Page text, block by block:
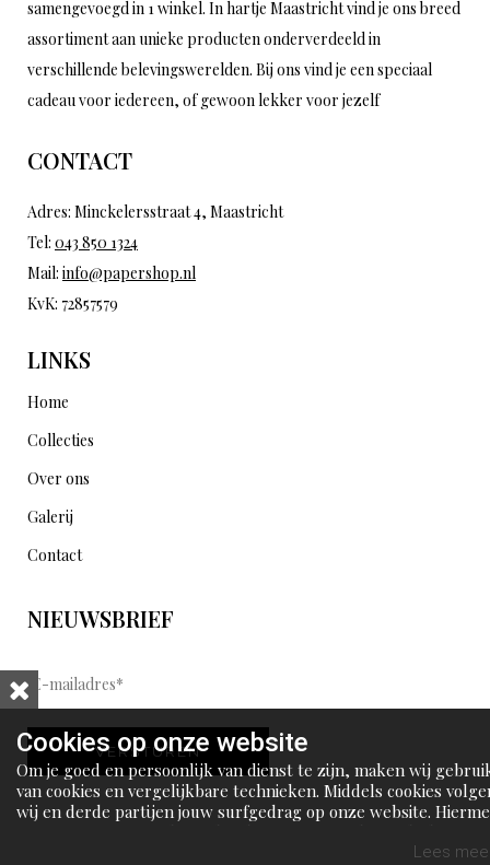
samengevoegd in 1 winkel. In hartje Maastricht vind je ons breed
assortiment aan unieke producten onderverdeeld in
verschillende belevingswerelden. Bij ons vind je een speciaal
cadeau voor iedereen, of gewoon lekker voor jezelf
CONTACT
Adres: Minckelersstraat 4, Maastricht
Tel: 043 850 1324
Mail: info@papershop.nl
KvK: 72857579
LINKS
Home
Collecties
Over ons
Galerij
Contact
NIEUWSBRIEF
E
-
m
a
i
l
VERSTUREN
Cookies op onze website
Om je goed en persoonlijk van dienst te zijn, maken wij
van cookies en vergelijkbare technieken. Middels cookies
wij en derde partijen jouw surfgedrag op onze website.
Lees